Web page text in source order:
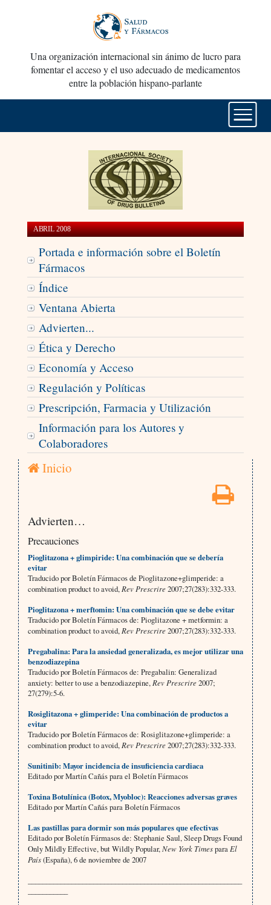
Una organización internacional sin ánimo de lucro para
fomentar el acceso y el uso adecuado de medicamentos
entre la población hispano-parlante
ABRIL 2008
Portada e información sobre el Boletín
Fármacos
Índice
Ventana Abierta
Advierten...
Ética y Derecho
Economía y Acceso
Regulación y Políticas
Prescripción, Farmacia y Utilización
Información para los Autores y
Colaboradores
Inicio
Advierten…
Precauciones
Pioglitazona + glimpiride: Una combinación que se debería
evitar
Traducido por Boletín Fármacos de Pioglitazone+glimperide: a
combination product to avoid, Rev Prescrire2007;27(283):332-333.
Pioglitazona + merftomin: Una combinación que se debe evitar
Traducido por Boletín Fármacos de: Pioglitazone + metformin: a
combination product to avoid, Rev Prescrire2007;27(283):332-333.
Pregabalina: Para la ansiedad generalizada, es mejor utilizar una
benzodiazepina
Traducido por Boletín Fármacos de: Pregabalin: Generalizad
anxiety: better to use a benzodiazepine, Rev Prescrire2007;
27(279):5-6.
Rosiglitazona + glimperide: Una combinación de productos a
evitar
Traducido por Boletín Fármacos de: Rosiglitazone+glimperide: a
combination product to avoid, Rev Prescrire2007;27(283):332-333.
Sunitinib: Mayor incidencia de insuficiencia cardiaca
Editado por Martín Cañás para el Boletín Fármacos
Toxina Botulínica (Botox, Myobloc): Reacciones adversas graves
Editado por Martín Cañás para Boletín Fármacos
Las pastillas para dormir son más populares que efectivas
Editado por Boletín Fármasos de: Stephanie Saul, Sleep Drugs Found
Only Mildly Effective, but Wildly Popular,New York Timespara El
País(España), 6 de noviembre de 2007